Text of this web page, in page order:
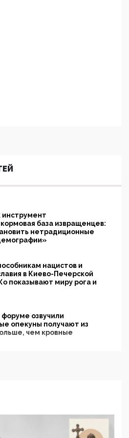
инструмент
база извращенцев:
нетрадиционные
нацистов и
в Киево-Печерской
показывают миру рога и
озвучили
опекуны получают из
чем кровные
в России, но
определять